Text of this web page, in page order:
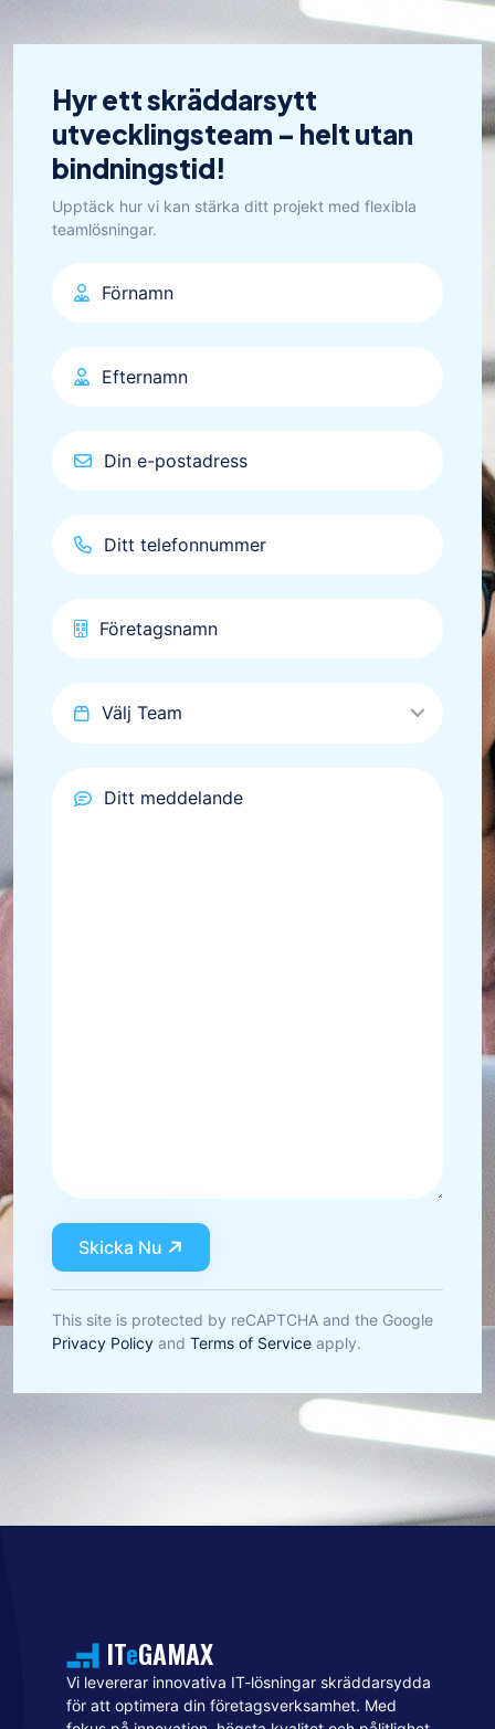
Hyr ett skräddarsytt
utvecklingsteam – helt utan
bindningstid!
Upptäck hur vi kan stärka ditt projekt med flexibla
teamlösningar.
Välj Team
Skicka Nu
This site is protected by reCAPTCHA and the Google
Privacy Policy and Terms of Service apply.
ITeGAMAX
Vi levererar innovativa IT-lösningar skräddarsydda
för att optimera din företagsverksamhet. Med